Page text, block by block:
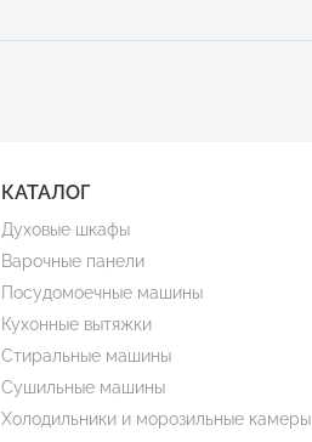
КАТАЛОГ
Духовые шкафы
Варочные панели
Посудомоечные машины
Кухонные вытяжки
Стиральные машины
Сушильные машины
Холодильники и морозильные камеры